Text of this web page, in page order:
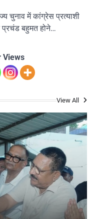
चुनाव में कांग्रेस प्रत्याशी
प्रचंड बहुमत होने…
Views
View All